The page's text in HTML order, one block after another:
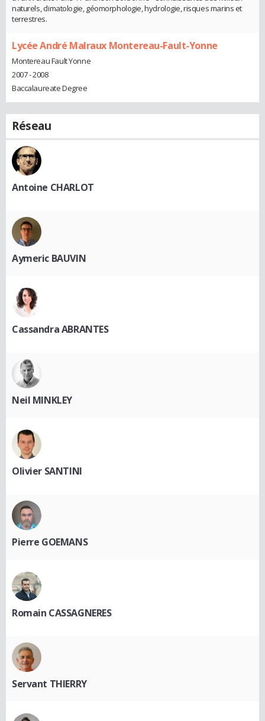
naturels, climatologie, géomorphologie, hydrologie, risques marins et
terrestres.
Lycée André Malraux Montereau-Fault-Yonne
Montereau Fault Yonne
2007 - 2008
Baccalaureate Degree
Réseau
Antoine CHARLOT
Aymeric BAUVIN
Cassandra ABRANTES
Neil MINKLEY
Olivier SANTINI
Pierre GOEMANS
Romain CASSAGNERES
Servant THIERRY